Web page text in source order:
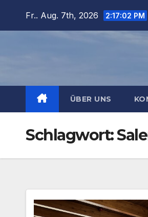
Fr.. Aug. 7th, 2026 2:17:03 PM
ÜBER UNS
Schlagwort: